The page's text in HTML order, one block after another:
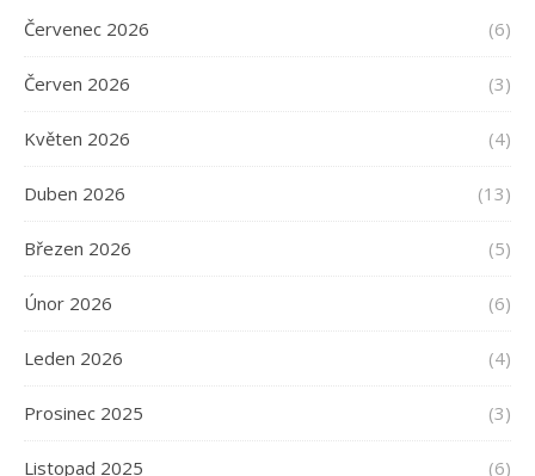
Červenec 2026 (6)
Červen 2026 (3)
Květen 2026 (4)
Duben 2026 (13)
Březen 2026 (5)
Únor 2026 (6)
Leden 2026 (4)
Prosinec 2025 (3)
Listopad 2025 (6)